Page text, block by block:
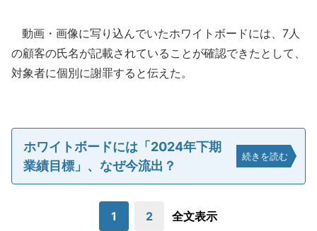
動画・画像に写り込んでいたホワイトボードには、7人
の顧客の氏名が記載されていることが確認できたとして、
対象者に個別に謝罪すると伝えた。
ホワイトボードには「2024年下期
業績目標」、なぜ今流出？
続きを読む
1 2 全文表示